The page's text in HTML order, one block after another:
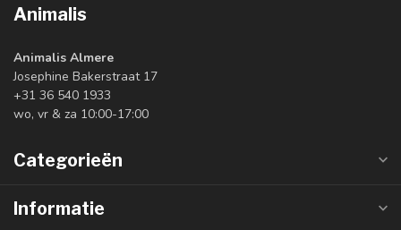
Animalis
Animalis Almere
Josephine Bakerstraat 17
+31 36 540 1933
wo, vr & za 10:00-17:00
Categorieën
Informatie